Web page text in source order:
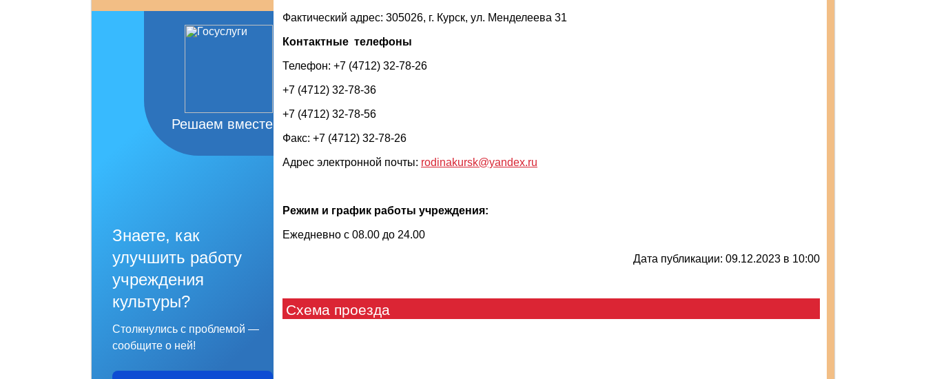
Решаем вместе
Знаете, как
улучшить работу
учреждения
культуры?
Столкнулись с проблемой —
сообщите о ней!
Фактический адрес: 305026, г. Курск, ул. Менделеева 31
Контактные телефоны
Телефон: +7 (4712) 32-78-26
+7 (4712) 32-78-36
+7 (4712) 32-78-56
Факс: +7 (4712) 32-78-26
Адрес электронной почты: rodinakursk@yandex.ru
Режим и график работы учреждения:
Ежедневно с 08.00 до 24.00
Дата публикации: 09.12.2023 в 10:00
Схема проезда